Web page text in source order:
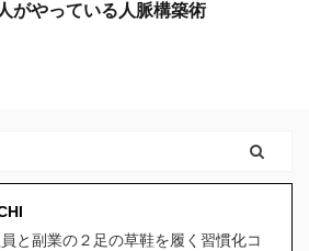
がやっている人脈構築術
と副業の２足の草鞋を履く習慣化コ